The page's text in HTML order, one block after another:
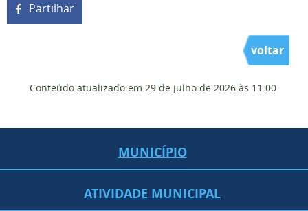
Partilhar
voltar
Conteúdo atualizado em 29 de julho de 2026 às 11:00
MUNICÍPIO
ATIVIDADE MUNICIPAL